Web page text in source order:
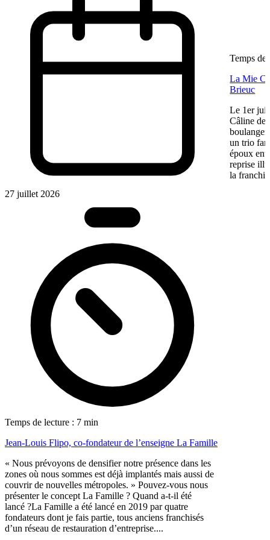
27 juillet 2026
Temps de lecture : 7 min
Jean-Louis Flipo, co-fondateur de l’enseigne La Famille
« Nous prévoyons de densifier notre présence dans les
zones où nous sommes est déjà implantés mais aussi de
couvrir de nouvelles métropoles. » Pouvez-vous nous
présenter le concept La Famille ? Quand a-t-il été
lancé ?La Famille a été lancé en 2019 par quatre
fondateurs dont je fais partie, tous anciens franchisés
d’un réseau de restauration d’entreprise....
Temps de
La Mie
Brieuc
Le 1er
Câline de
un trio
époux
reprise
la